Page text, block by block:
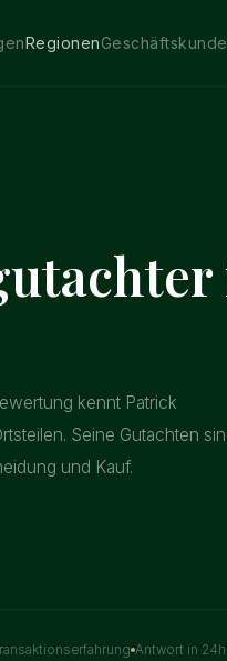
Regionen
kennt Patrick
Seine Gutachten
und Kauf.
Antwort in 24h